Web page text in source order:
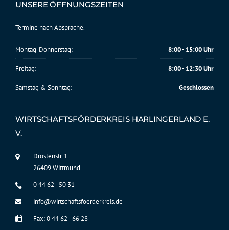
UNSERE ÖFFNUNGSZEITEN
Termine nach Absprache.
Montag-Donnerstag: 8:00 - 15:00 Uhr
Freitag: 8:00 - 12:30 Uhr
Samstag & Sonntag: Geschlossen
WIRTSCHAFTSFÖRDERKREIS HARLINGERLAND E.
V.
Drostenstr. 1
26409 Wittmund
0 44 62 - 50 31
info@wirtschaftsfoerderkreis.de
Fax: 0 44 62 - 66 28